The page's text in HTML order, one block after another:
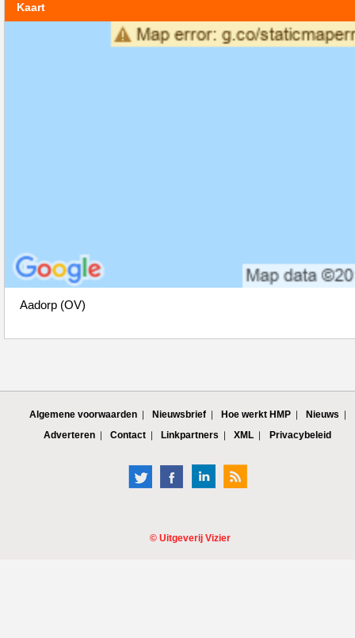
Kaart
Aadorp (OV)
Algemene voorwaarden Nieuwsbrief Hoe werkt HMP
Nieuws
Adverteren
Contact Linkpartners XML Privacybeleid
© Uitgeverij Vizier